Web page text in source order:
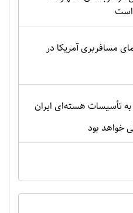
است
مسافربری آمریکا در
به تأسیسات هسته‌ای ایران
خواهد بود